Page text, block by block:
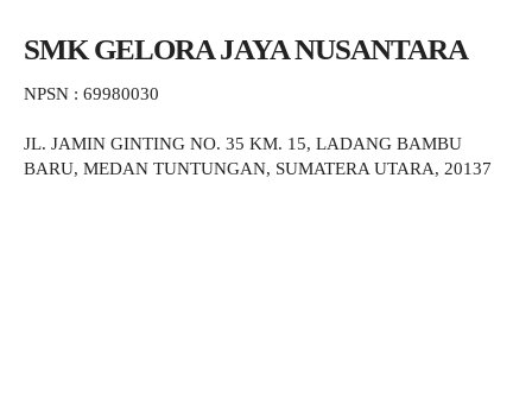
SMK GELORA JAYA NUSANTARA
NPSN : 69980030
JL. JAMIN GINTING NO. 35 KM. 15, LADANG BAMBU
BARU, MEDAN TUNTUNGAN, SUMATERA UTARA, 20137